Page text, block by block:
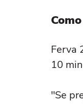
Ferva
10
"Se